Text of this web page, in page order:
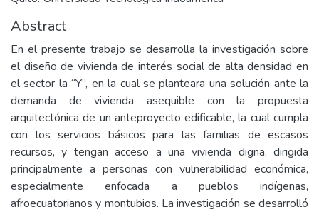
Abstract
En el presente trabajo se desarrolla la investigación sobre
el diseño de vivienda de interés social de alta densidad en
el sector la “Y”, en la cual se planteara una solución ante la
demanda de vivienda asequible con la propuesta
arquitectónica de un anteproyecto edificable, la cual cumpla
con los servicios básicos para las familias de escasos
recursos, y tengan acceso a una vivienda digna, dirigida
principalmente a personas con vulnerabilidad económica,
especialmente enfocada a pueblos indígenas,
afroecuatorianos y montubios. La investigación se desarrolló